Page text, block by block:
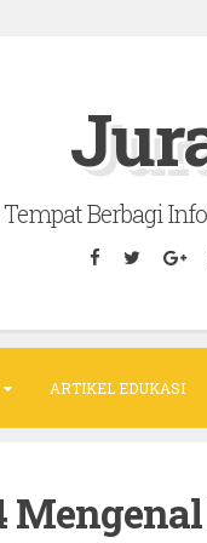
Tempat Berbagi
ARTIKEL EDUKASI